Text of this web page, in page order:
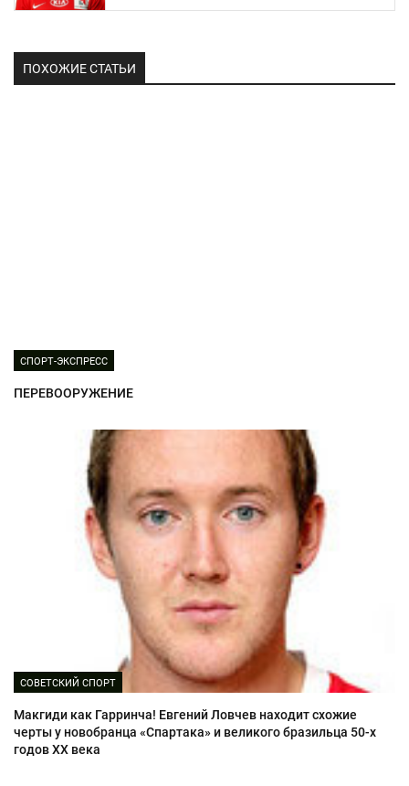
ПОХОЖИЕ СТАТЬИ
СПОРТ-ЭКСПРЕСС
ПЕРЕВООРУЖЕНИЕ
СОВЕТСКИЙ СПОРТ
Макгиди как Гарринча! Евгений Ловчев находит схожие
черты у новобранца «Спартака» и великого бразильца 50-х
годов XX века